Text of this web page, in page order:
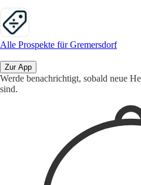
Alle Prospekte für Gremersdorf
Zur App
Werde benachrichtigt, sobald neue
sind.